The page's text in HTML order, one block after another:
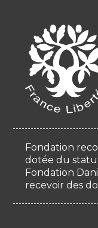
Fondation
dotée du
Fondation
recevoir des